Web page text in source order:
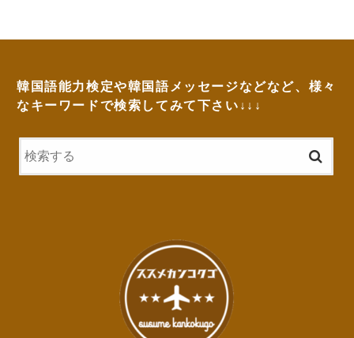
韓国語能力検定や韓国語メッセージなどなど、様々
なキーワードで検索してみて下さい↓↓↓